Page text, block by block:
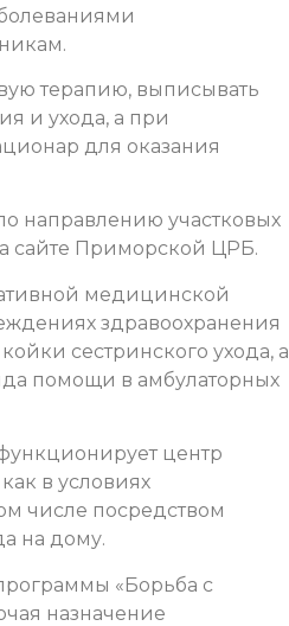
терапию, выписывать
и ухода, а при
для оказания
направлению участковых
сайте Приморской ЦРБ.
медицинской
здравоохранения
сестринского ухода, а
помощи в амбулаторных
центр
в условиях
числе посредством
на дому.
«Борьба с
назначение